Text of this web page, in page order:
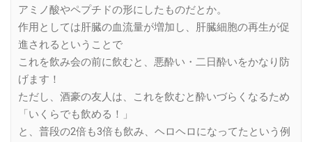
アミノ酸やペプチドの形にしたものだとか。
作用としては肝臓の血流量が増加し、肝臓細胞の再生が促
進されるということで
これを飲み会の前に飲むと、悪酔い・二日酔いをかなり防
げます！
ただし、酒豪の友人は、これを飲むと酔いづらくなるため
「いくらでも飲める！」
と、普段の2倍も3倍も飲み、ヘロヘロになってたという例